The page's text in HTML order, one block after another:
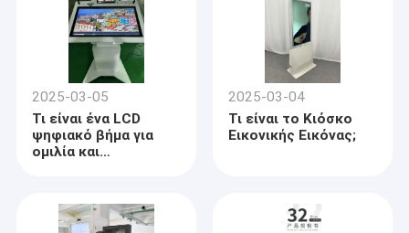
2025-03-05
Τι είναι ένα LCD
ψηφιακό βήμα για
ομιλία και
2025-03-04
Τι είναι το Κιόσκο
Εικονικής Εικόνας;